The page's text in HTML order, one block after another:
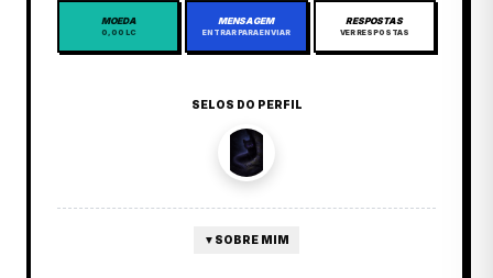
MOEDA
0,00 LC
MENSAGEM
ENTRAR PARA ENVIAR
RESPOSTAS
VER RESPOSTAS
SELOS DO PERFIL
▼ SOBRE MIM